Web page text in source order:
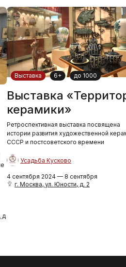
д
Выставка 6+ до 1000
Выставка
керамики»
Ретроспективная выставка посвящена
истории развития художественной
СССР и постсоветского времени
Усадьба Кусково
4 сентября 2024 — 8 сентября
г. Москва, ул. Юности, д. 2